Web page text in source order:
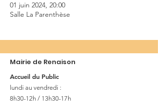
01 juin 2024, 20:00
Salle La Parenthèse
Mairie de Renaison
Accueil du Public
lundi au vendredi :
8h30-12h / 13h30-17h